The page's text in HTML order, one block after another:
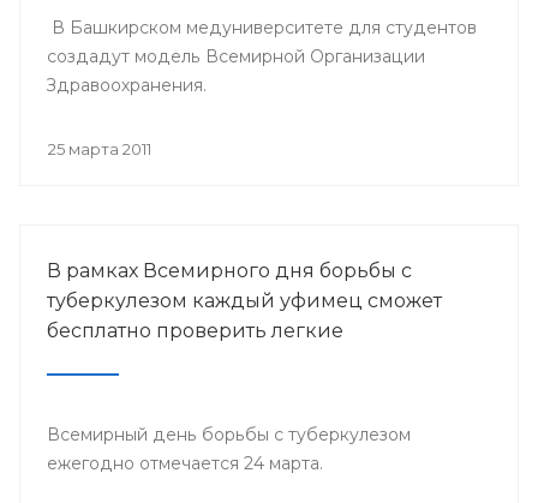
В Башкирском медуниверситете для студентов
создадут модель Всемирной Организации
Здравоохранения.
25 марта 2011
В рамках Всемирного дня борьбы с
туберкулезом каждый уфимец сможет
бесплатно проверить легкие
Всемирный день борьбы с туберкулезом
ежегодно отмечается 24 марта.